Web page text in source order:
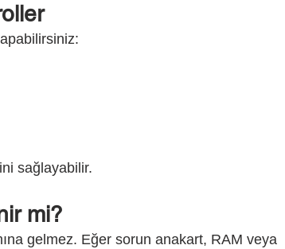
sağlayabilir.
mi?
gelmez. Eğer sorun anakart, RAM veya